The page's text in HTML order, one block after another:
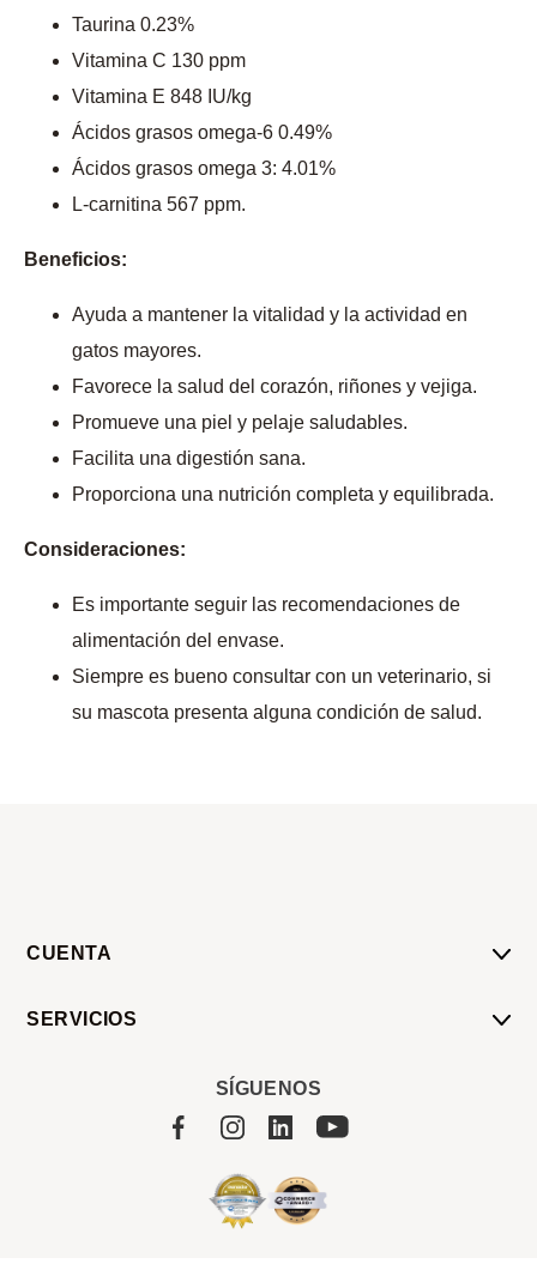
Taurina 0.23%
Vitamina C 130 ppm
Vitamina E 848 IU/kg
Ácidos grasos omega-6 0.49%
Ácidos grasos omega 3: 4.01%
L-carnitina 567 ppm.
Beneficios:
Ayuda a mantener la vitalidad y la actividad en
gatos mayores.
Favorece la salud del corazón, riñones y vejiga.
Promueve una piel y pelaje saludables.
Facilita una digestión sana.
Proporciona una nutrición completa y equilibrada.
Consideraciones:
Es importante seguir las recomendaciones de
alimentación del envase.
Siempre es bueno consultar con un veterinario, si
su mascota presenta alguna condición de salud.
CUENTA
SERVICIOS
SÍGUENOS